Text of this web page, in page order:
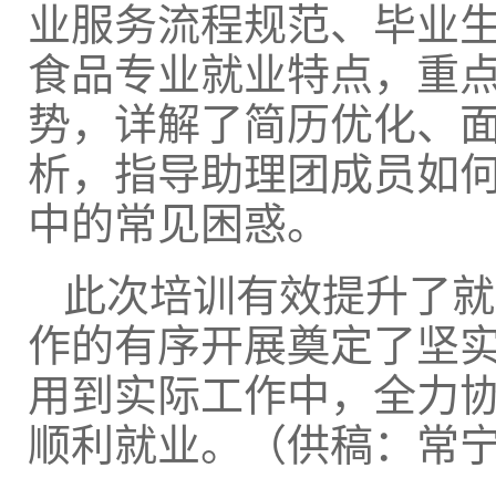
业服务流程规范、毕业
食品专业就业特点，重
势，详解了简历优化、
析，指导助理团成员如
中的常见困惑。
此次培训有效提升了
作的有序开展奠定了坚
用到实际工作中，全力
顺利就业。（供稿：常